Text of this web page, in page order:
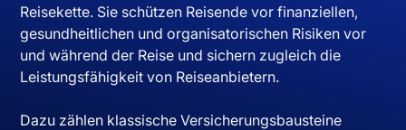
Reisekette. Sie schützen Reisende vor finanziellen,
gesundheitlichen und organisatorischen Risiken vor
und während der Reise und sichern zugleich die
Leistungsfähigkeit von Reiseanbietern.
Dazu zählen klassische Versicherungsbausteine